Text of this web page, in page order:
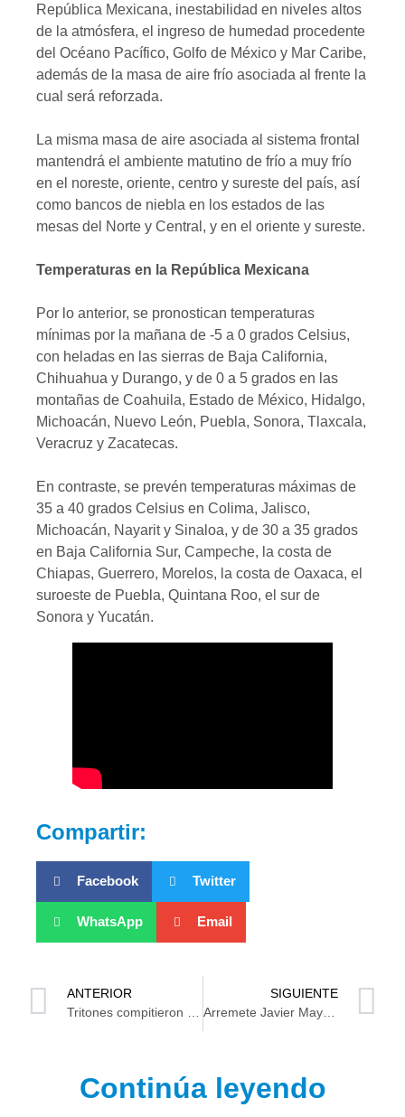
República Mexicana, inestabilidad en niveles altos
de la atmósfera, el ingreso de humedad procedente
del Océano Pacífico, Golfo de México y Mar Caribe,
además de la masa de aire frío asociada al frente la
cual será reforzada.
La misma masa de aire asociada al sistema frontal
mantendrá el ambiente matutino de frío a muy frío
en el noreste, oriente, centro y sureste del país, así
como bancos de niebla en los estados de las
mesas del Norte y Central, y en el oriente y sureste.
Temperaturas en la República Mexicana
Por lo anterior, se pronostican temperaturas
mínimas por la mañana de -5 a 0 grados Celsius,
con heladas en las sierras de Baja California,
Chihuahua y Durango, y de 0 a 5 grados en las
montañas de Coahuila, Estado de México, Hidalgo,
Michoacán, Nuevo León, Puebla, Sonora, Tlaxcala,
Veracruz y Zacatecas.
En contraste, se prevén temperaturas máximas de
35 a 40 grados Celsius en Colima, Jalisco,
Michoacán, Nayarit y Sinaloa, y de 30 a 35 grados
en Baja California Sur, Campeche, la costa de
Chiapas, Guerrero, Morelos, la costa de Oaxaca, el
suroeste de Puebla, Quintana Roo, el sur de
Sonora y Yucatán.
Compartir:
Facebook Twitter
WhatsApp Email
ANTERIOR
Tritones compitieron al máximo nivel en el Selectivo Estatal Abierto de Natación Curso Corto en Macuspana
SIGUIENTE
Arremete Javier May contra la oposición: La culpa de la “tragedia” del país
Continúa leyendo